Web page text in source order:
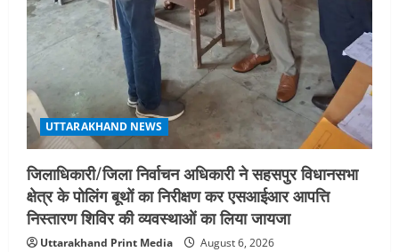
UTTARAKHAND NEWS
जिलाधिकारी/जिला निर्वाचन अधिकारी ने सहसपुर विधानसभा
क्षेत्र के पोलिंग बूथों का निरीक्षण कर एसआईआर आपत्ति
निस्तारण शिविर की व्यवस्थाओं का लिया जायजा
Uttarakhand Print Media August 6, 2026